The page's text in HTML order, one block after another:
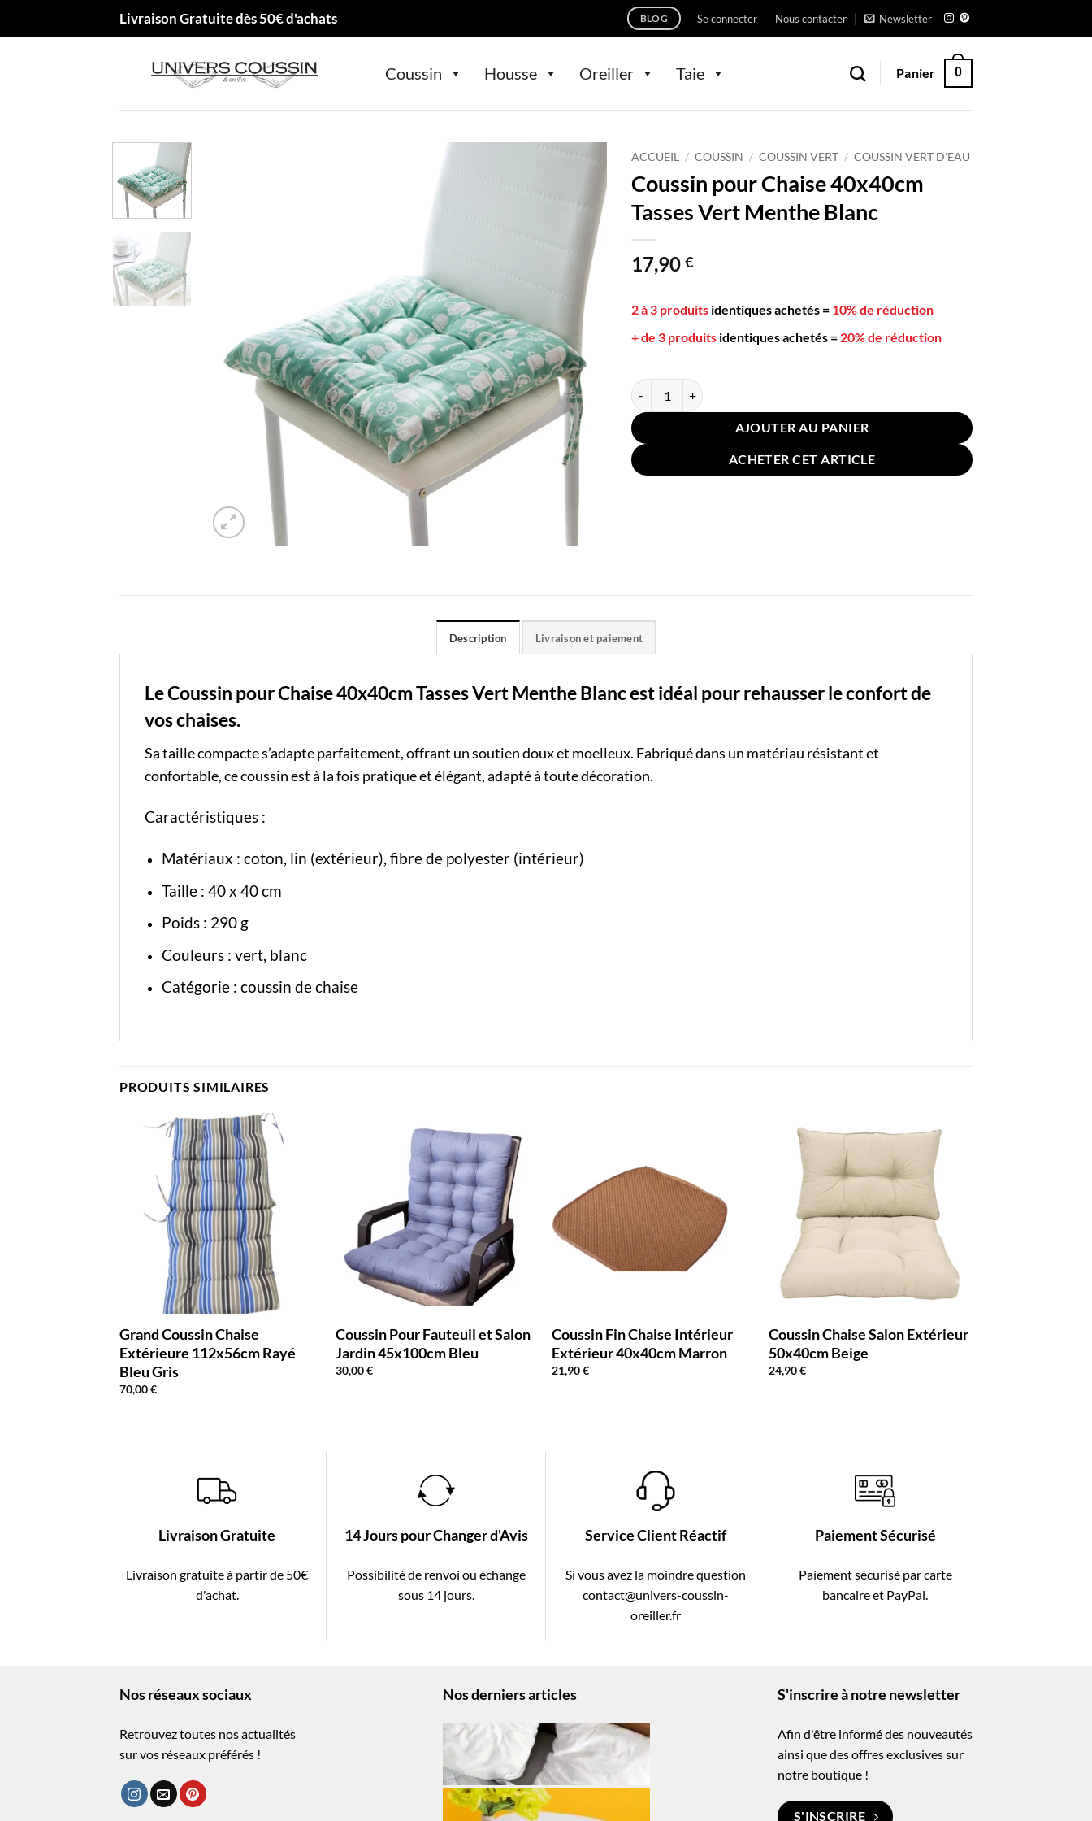
Livraison Gratuite dès 50€ d'achats BLOG Se connecter Nous contacter Newsletter
Coussin Housse Oreiller Taie Panier 0
ACCUEIL / COUSSIN / COUSSIN VERT / COUSSIN VERT D'EAU
Coussin pour Chaise 40x40cm
Tasses Vert Menthe Blanc
17,90 €
2 à 3 produits identiques achetés = 10% de réduction
+ de 3 produits identiques achetés = 20% de réduction
quantité de Coussin pour Chaise 40x40cm Tasses Vert Menthe Blanc
AJOUTER AU PANIER
ACHETER CET ARTICLE
Description Livraison et paiement
Le Coussin pour Chaise 40x40cm Tasses Vert Menthe Blanc est idéal pour rehausser le confort de
vos chaises.
Sa taille compacte s’adapte parfaitement, offrant un soutien doux et moelleux. Fabriqué dans un matériau résistant et
confortable, ce coussin est à la fois pratique et élégant, adapté à toute décoration.
Caractéristiques :
Matériaux : coton, lin (extérieur), fibre de polyester (intérieur)
Taille : 40 x 40 cm
Poids : 290 g
Couleurs : vert, blanc
Catégorie : coussin de chaise
PRODUITS SIMILAIRES
Grand Coussin Chaise
Extérieure 112x56cm Rayé
Bleu Gris
70,00€
Coussin Pour Fauteuil et Salon
Jardin 45x100cm Bleu
30,00€
Coussin Fin Chaise Intérieur
Extérieur 40x40cm Marron
21,90€
Coussin Chaise Salon Extérieur
50x40cm Beige
24,90€
Livraison Gratuite
Livraison gratuite à partir de 50€
d'achat.
14 Jours pour Changer d'Avis
Possibilité de renvoi ou échange
sous 14 jours.
Service Client Réactif
Si vous avez la moindre question
contact@univers-coussin-
oreiller.fr
Paiement Sécurisé
Paiement sécurisé par carte
bancaire et PayPal.
Nos réseaux sociaux
Retrouvez toutes nos actualités
sur vos réseaux préférés !
Nos derniers articles S'inscrire à notre newsletter
Afin d'être informé des nouveautés
ainsi que des offres exclusives sur
notre boutique !
S'INSCRIRE